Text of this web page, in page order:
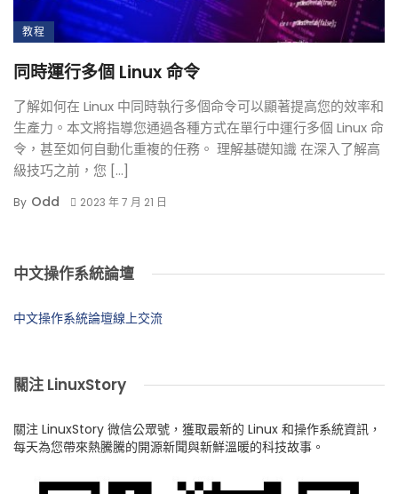
教程
同時運行多個 Linux 命令
了解如何在 Linux 中同時執行多個命令可以顯著提高您的效率和
生產力。本文將指導您通過各種方式在單行中運行多個 Linux 命
令，甚至如何自動化重複的任務。 理解基礎知識 在深入了解高
級技巧之前，您 […]
By Odd 2023 年 7 月 21 日
中文操作系統論壇
中文操作系統論壇線上交流
關注 LinuxStory
關注 LinuxStory 微信公眾號，獲取最新的 Linux 和操作系統資訊，
每天為您帶來熱騰騰的開源新聞與新鮮溫暖的科技故事。